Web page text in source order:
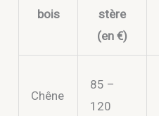
bois
stère
(en €)
Chêne
85 –
120